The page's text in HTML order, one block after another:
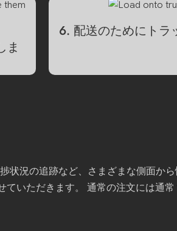
ま
6. 配送のためにトラ
況の追跡など、さまざまな側面か
いただきます。 通常の注文には通常